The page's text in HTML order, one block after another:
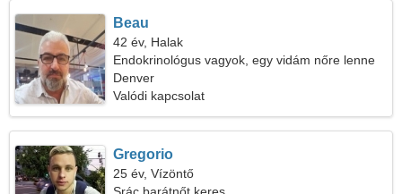
Beau
42 év, Halak
Endokrinológus vagyok, egy vidám nőre lenne
szükségem
Denver
Valódi kapcsolat
Gregorio
25 év, Vízöntő